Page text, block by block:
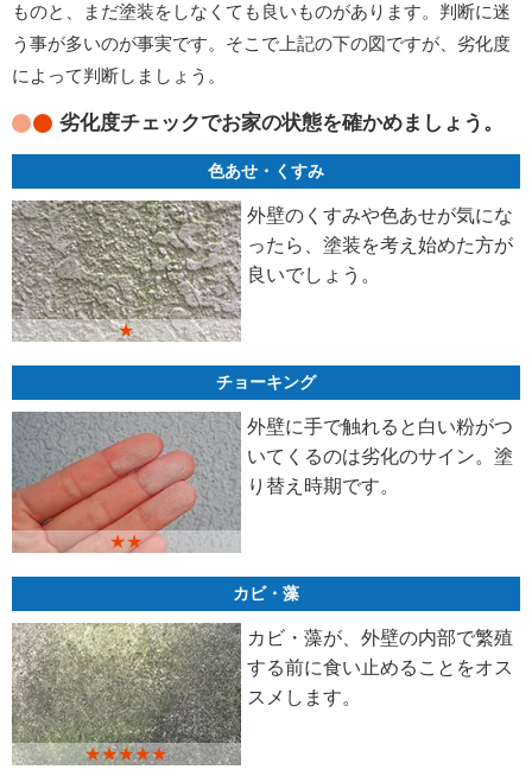
ものと、まだ塗装をしなくても良いものがあります。判断に迷
う事が多いのが事実です。そこで上記の下の図ですが、劣化度
によって判断しましょう。
劣化度チェックでお家の状態を確かめましょう。
色あせ・くすみ
★
外壁のくすみや色あせが気にな
ったら、塗装を考え始めた方が
良いでしょう。
チョーキング
★★
外壁に手で触れると白い粉がつ
いてくるのは劣化のサイン。塗
り替え時期です。
カビ・藻
★★★★★
カビ・藻が、外壁の内部で繁殖
する前に食い止めることをオス
スメします。